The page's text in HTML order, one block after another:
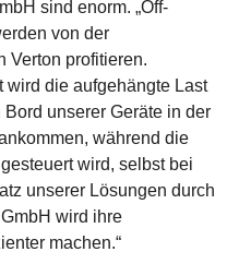
sind enorm. „Off-
von der
Verton profitieren.
wird die aufgehängte Last
unserer Geräte in der
während die
wird, selbst bei
unserer Lösungen durch
wird ihre
machen.“